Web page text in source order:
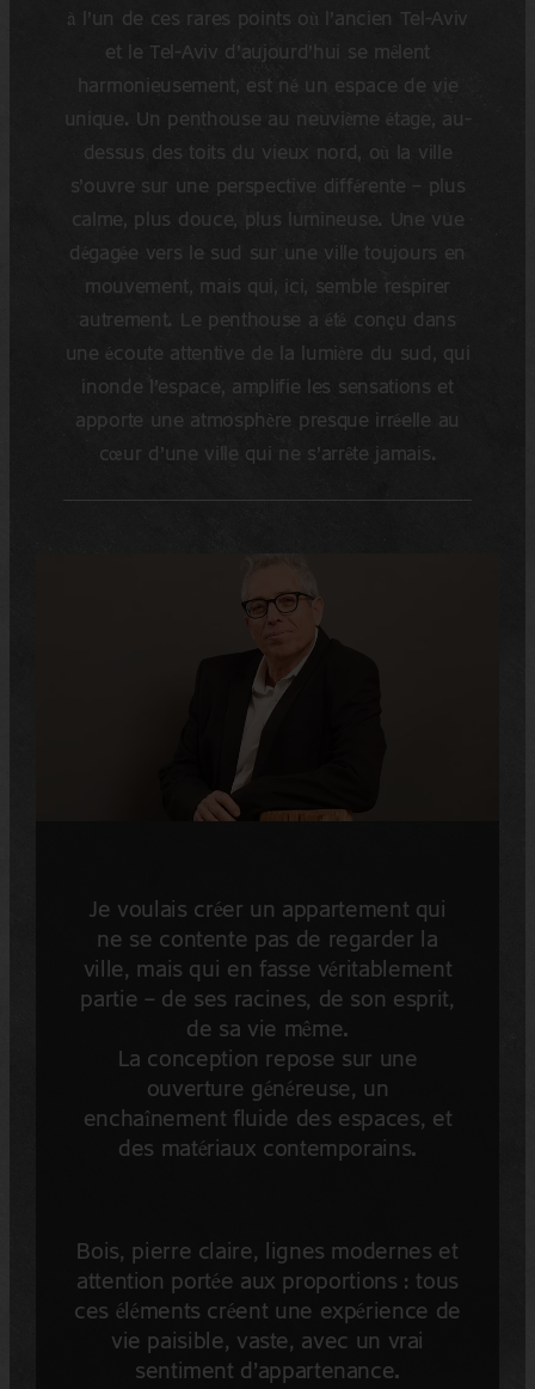
à l’un de ces rares points où l’ancien Tel-Aviv
et le Tel-Aviv d’aujourd’hui se mêlent
harmonieusement, est né un espace de vie
unique. Un penthouse au neuvième étage, au-
dessus des toits du vieux nord, où la ville
s’ouvre sur une perspective différente — plus
calme, plus douce, plus lumineuse. Une vue
dégagée vers le sud sur une ville toujours en
mouvement, mais qui, ici, semble respirer
autrement. Le penthouse a été conçu dans
une écoute attentive de la lumière du sud, qui
inonde l’espace, amplifie les sensations et
apporte une atmosphère presque irréelle au
cœur d’une ville qui ne s’arrête jamais.
Je voulais créer un appartement qui
ne se contente pas de regarder la
ville, mais qui en fasse véritablement
partie — de ses racines, de son esprit,
de sa vie même.
La conception repose sur une
ouverture généreuse, un
enchaînement fluide des espaces, et
des matériaux contemporains.
Bois, pierre claire, lignes modernes et
attention portée aux proportions : tous
ces éléments créent une expérience de
vie paisible, vaste, avec un vrai
sentiment d’appartenance.